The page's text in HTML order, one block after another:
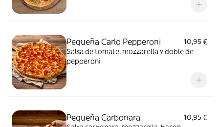
Pequeña Carlo Pepperoni
10,95 €
Salsa de tomate, mozzarella y doble de
pepperoni
Pequeña Carbonara
10,95 €